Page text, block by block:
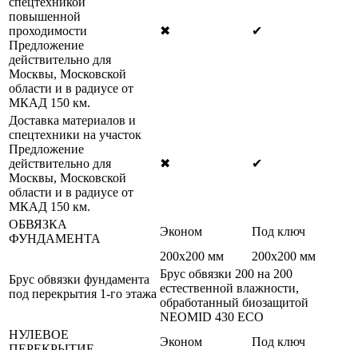
повышенной
проходимости
Предложение
действительно для
Москвы, Московской
области и в радиусе от
МКАД 150 км.
✖ ✔
Доставка материалов и
спецтехники на участок
Предложение
действительно для
Москвы, Московской
области и в радиусе от
МКАД 150 км.
✖ ✔
ОБВЯЗКА
ФУНДАМЕНТА
Эконом Под ключ
Брус обвязки фундамента
под перекрытия 1-го этажа
200х200 мм
200х200 мм
Брус обвязки 200 на 200
естественной влажности,
обработанный биозащитой
NEOMID 430 ЕСО
НУЛЕВОЕ
Эконом
Под ключ